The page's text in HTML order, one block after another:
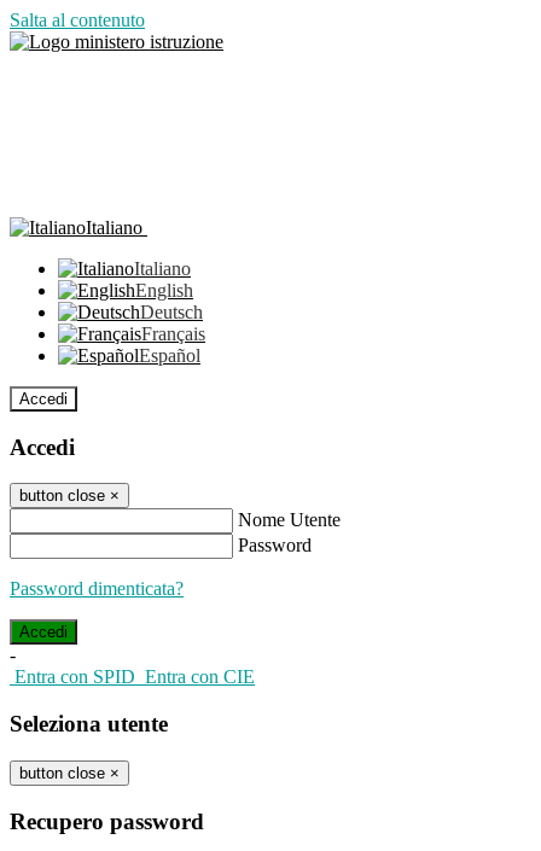
Salta al contenuto
Italiano
Italiano
English
Deutsch
Français
Español
Accedi
Accedi
button close ×
Nome Utente
Password
Password dimenticata?
-
Entra con SPID Entra con CIE
Seleziona utente
button close ×
Recupero password